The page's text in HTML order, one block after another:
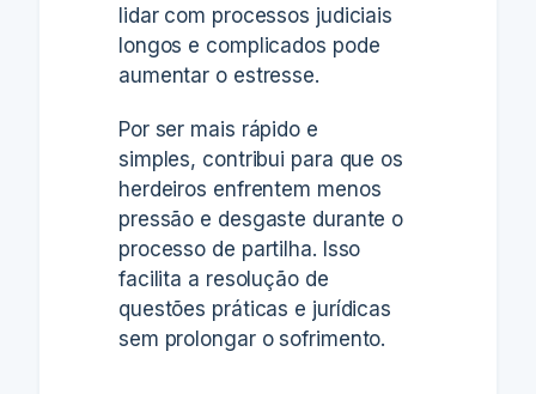
lidar com processos judiciais
longos e complicados pode
aumentar o estresse.
Por ser mais rápido e
simples, contribui para que os
herdeiros enfrentem menos
pressão e desgaste durante o
processo de partilha. Isso
facilita a resolução de
questões práticas e jurídicas
sem prolongar o sofrimento.